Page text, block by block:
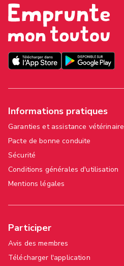
Informations pratiques
Garanties et assistance vétérinaire
Pacte de bonne conduite
Sécurité
Conditions générales d'utilisation
Mentions légales
Participer
Avis des membres
Télécharger l'application